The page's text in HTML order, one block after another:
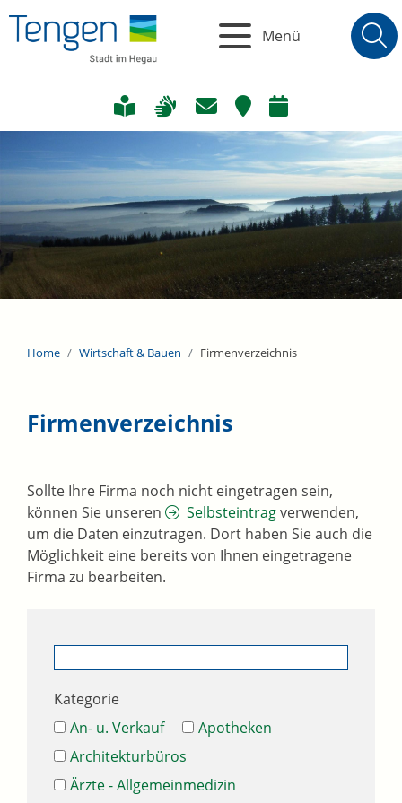
Menü
Home Wirtschaft & Bauen Firmenverzeichnis
Firmenverzeichnis
Sollte Ihre Firma noch nicht eingetragen sein,
können Sie unseren
Selbsteintragverwenden,
um die Daten einzutragen. Dort haben Sie auch die
Möglichkeit eine bereits von Ihnen eingetragene
Firma zu bearbeiten.
Kategorie
An- u. Verkauf
Apotheken
Architekturbüros
Ärzte - Allgemeinmedizin